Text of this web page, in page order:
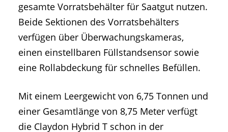
gesamte Vorratsbehälter für Saatgut nutzen.
Beide Sektionen des Vorratsbehälters
verfügen über Überwachungskameras,
einen einstellbaren Füllstandsensor sowie
eine Rollabdeckung für schnelles Befüllen.
Mit einem Leergewicht von 6,75 Tonnen und
einer Gesamtlänge von 8,75 Meter verfügt
die Claydon Hybrid T schon in der